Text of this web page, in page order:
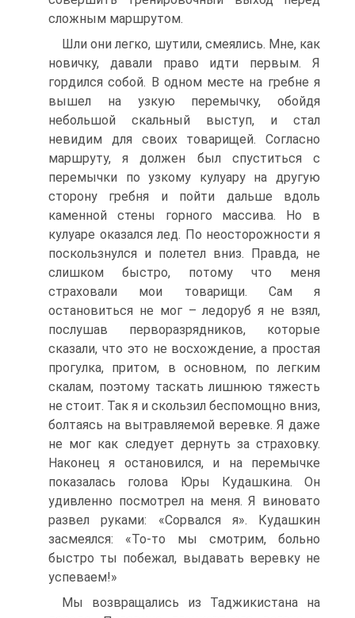
сложным маршрутом.
Шли они легко, шутили, смеялись. Мне, как
новичку, давали право идти первым. Я
гордился собой. В одном месте на гребне я
вышел на узкую перемычку, обойдя
небольшой скальный выступ, и стал
невидим для своих товарищей. Согласно
маршруту, я должен был спуститься с
перемычки по узкому кулуару на другую
сторону гребня и пойти дальше вдоль
каменной стены горного массива. Но в
кулуаре оказался лед. По неосторожности я
поскользнулся и полетел вниз. Правда, не
слишком быстро, потому что меня
страховали мои товарищи. Сам я
остановиться не мог – ледоруб я не взял,
послушав перворазрядников, которые
сказали, что это не восхождение, а простая
прогулка, притом, в основном, по легким
скалам, поэтому таскать лишнюю тяжесть
не стоит. Так я и скользил беспомощно вниз,
болтаясь на вытравляемой веревке. Я даже
не мог как следует дернуть за страховку.
Наконец я остановился, и на перемычке
показалась голова Юры Кудашкина. Он
удивленно посмотрел на меня. Я виновато
развел руками: «Сорвался я». Кудашкин
засмеялся: «То-то мы смотрим, больно
быстро ты побежал, выдавать веревку не
успеваем!»
Мы возвращались из Таджикистана на